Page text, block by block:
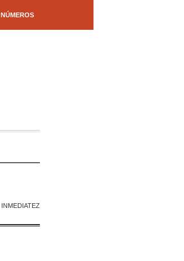
NÚMEROS
INMEDIATEZ